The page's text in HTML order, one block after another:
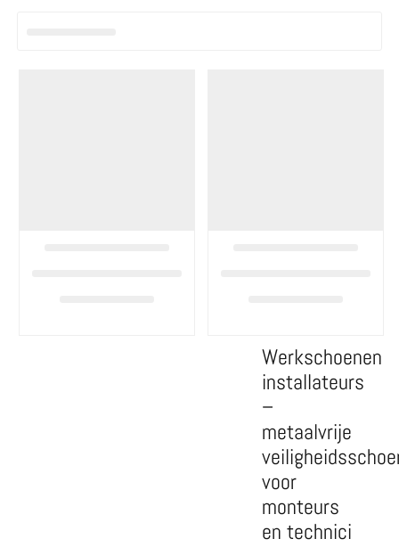
Werkschoenen
installateurs
–
metaalvrije
voor
monteurs
en technici